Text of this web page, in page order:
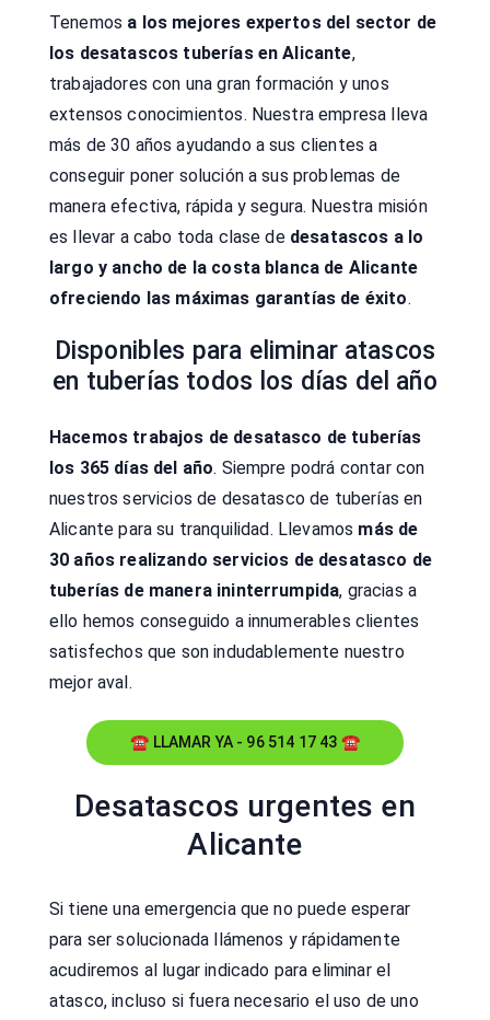
Tenemos a los mejores expertos del sector de
los desatascos tuberías en Alicante,
trabajadores con una gran formación y unos
extensos conocimientos. Nuestra empresa lleva
más de 30 años ayudando a sus clientes a
conseguir poner solución a sus problemas de
manera efectiva, rápida y segura. Nuestra misión
es llevar a cabo toda clase de desatascos a lo
largo y ancho de la costa blanca de Alicante
ofreciendo las máximas garantías de éxito.
Disponibles para eliminar atascos
en tuberías todos los días del año
Hacemos trabajos de desatasco de tuberías
los 365 días del año. Siempre podrá contar con
nuestros servicios de desatasco de tuberías en
Alicante para su tranquilidad. Llevamos más de
30 años realizando servicios de desatasco de
tuberías de manera ininterrumpida, gracias a
ello hemos conseguido a innumerables clientes
satisfechos que son indudablemente nuestro
mejor aval.
☎ LLAMAR YA - 96 514 17 43 ☎
Desatascos urgentes en
Alicante
Si tiene una emergencia que no puede esperar
para ser solucionada llámenos y rápidamente
acudiremos al lugar indicado para eliminar el
atasco, incluso si fuera necesario el uso de uno